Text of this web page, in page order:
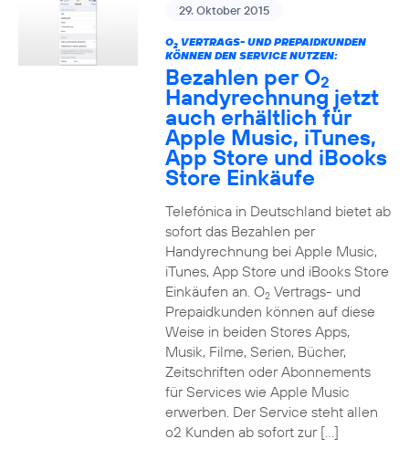
29. Oktober 2015
O2VERTRAGS- UND PREPAIDKUNDEN
KÖNNEN DEN SERVICE NUTZEN:
Bezahlen per O2
Handyrechnung jetzt
auch erhältlich für
Apple Music, iTunes,
App Store und iBooks
Store Einkäufe
Telefónica in Deutschland bietet ab
sofort das Bezahlen per
Handyrechnung bei Apple Music,
iTunes, App Store und iBooks Store
Einkäufen an. O2Vertrags- und
Prepaidkunden können auf diese
Weise in beiden Stores Apps,
Musik, Filme, Serien, Bücher,
Zeitschriften oder Abonnements
für Services wie Apple Music
erwerben. Der Service steht allen
o2 Kunden ab sofort zur […]